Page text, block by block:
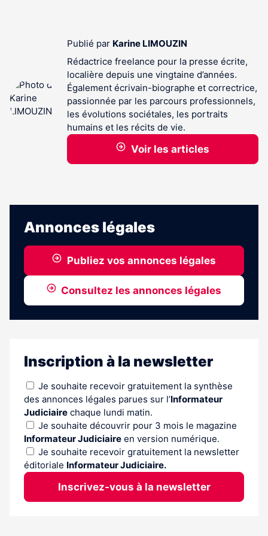
Publié par Karine LIMOUZIN
Rédactrice freelance pour la presse écrite,
localière depuis une vingtaine d’années.
Également écrivain-biographe et correctrice,
passionnée par les parcours professionnels,
les évolutions sociétales, les portraits
humains et les récits de vie.
Voir les articles
Annonces légales
Publiez vos annonces légales
Consultez les annonces légales
Inscription à la newsletter
Je souhaite recevoir gratuitement la synthèse
des annonces légales parues sur l’Informateur
Judiciaire chaque lundi matin.
Je souhaite découvrir pour 3 mois le magazine
Informateur Judiciaire en version numérique.
Je souhaite recevoir gratuitement la newsletter
éditoriale Informateur Judiciaire.
Inscrivez-vous à la newsletter